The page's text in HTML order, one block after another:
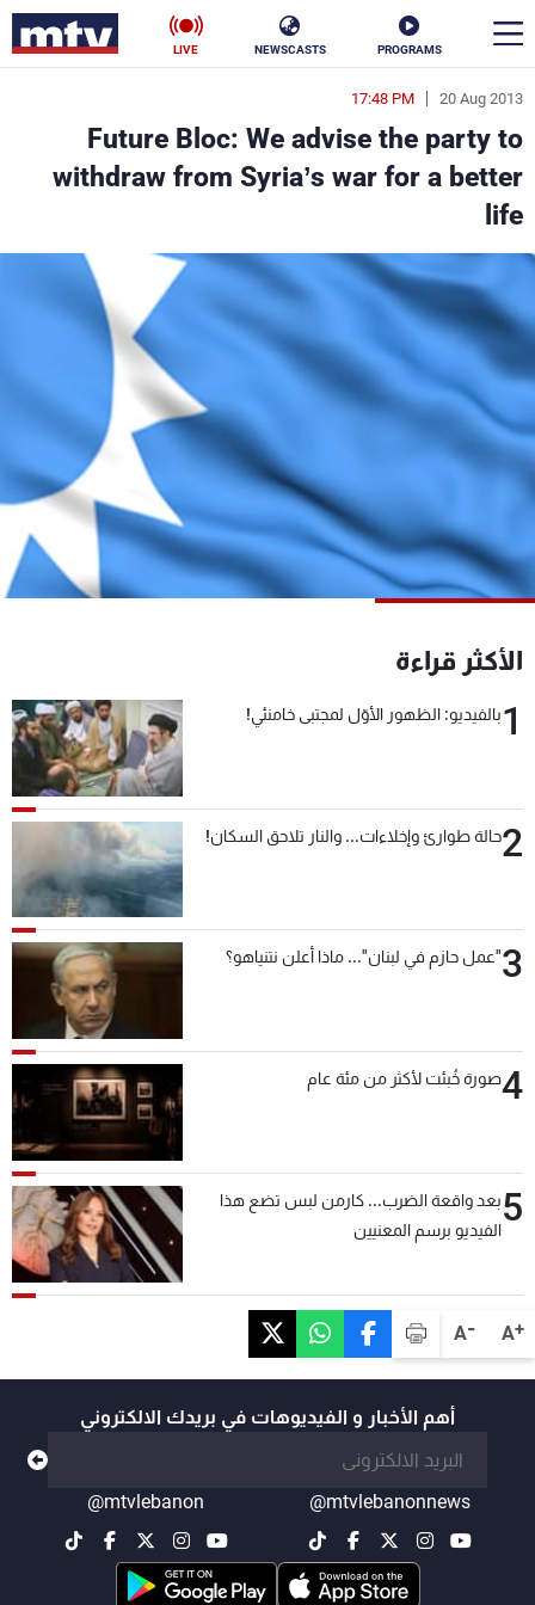
PROGRAMS
NEWSCASTS
LIVE
A+
A-
20 Aug 2013
17:48 PM
Future Bloc: We advise the party to
withdraw from Syria’s war for a better
life
الأكثر قراءة
1بالفيديو: الظهور الأوّل لمجتبى خامنئي!
2حالة طوارئ وإخلاءات... والنار تلاحق السكان!
3"عمل حازم في لبنان"... ماذا أعلن نتنياهو؟
4صورة خُبئت لأكثر من مئة عام
5بعد واقعة الضرب... كارمن لبس تضع هذا
الفيديو برسم المعنيين
أهم الأخبار و الفيديوهات في بريدك الالكتروني
@mtvlebanonnews
@mtvlebanon
en
الأخبار
سياسة
فن
منوعات رياضة
كأس العالم
جدول البرامج
شاهد البرامج
الترددات
عن MTV
لاعلاناتكم
شروط الإسـتخدام
سياسة الخصوصية